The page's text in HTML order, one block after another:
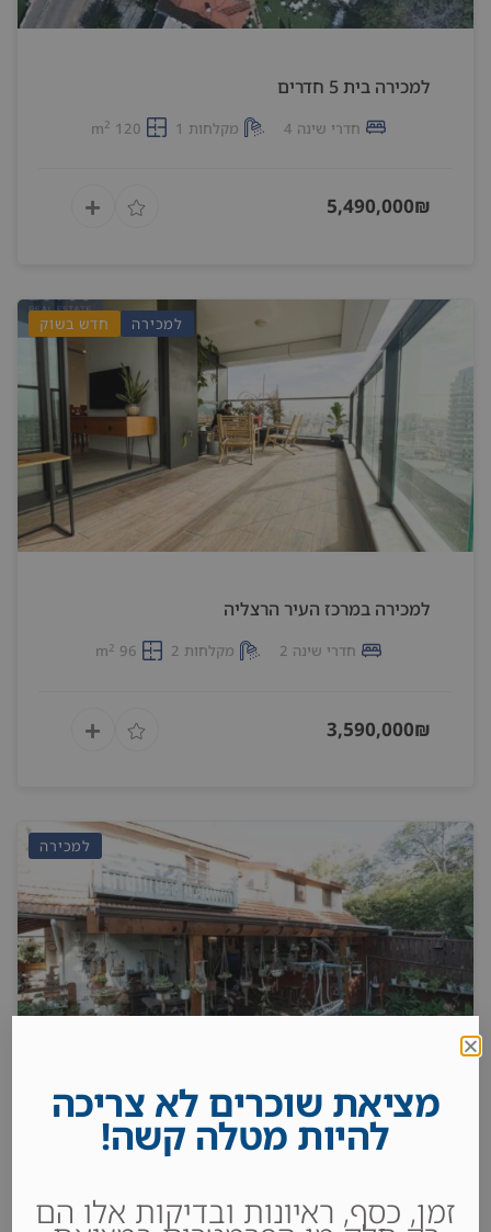
למכירה בית 5 חדרים
חדרי שינה 4 מקלחות 1 120 m
2
5,490,000₪
למכירה חדש בשוק
למכירה במרכז העיר הרצליה
חדרי שינה 2 מקלחות 2 96 m
2
3,590,000₪
למכירה
למכירה בהרצליה הצעירה
מציאת שוכרים לא צריכה
להיות מטלה קשה!
זמן, כסף, ראיונות ובדיקות אלו הם